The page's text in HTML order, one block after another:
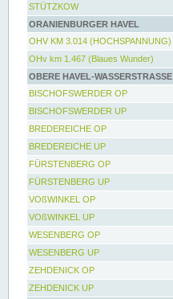
STÜTZKOW
ORANIENBURGER HAVEL
OHV KM 3.014 (HOCHSPANNUNG)
OHv km 1.467 (Blaues Wunder)
OBERE HAVEL-WASSERSTRASSE
BISCHOFSWERDER OP
BISCHOFSWERDER UP
BREDEREICHE OP
BREDEREICHE UP
FÜRSTENBERG OP
FÜRSTENBERG UP
VOßWINKEL OP
VOßWINKEL UP
WESENBERG OP
WESENBERG UP
ZEHDENICK OP
ZEHDENICK UP